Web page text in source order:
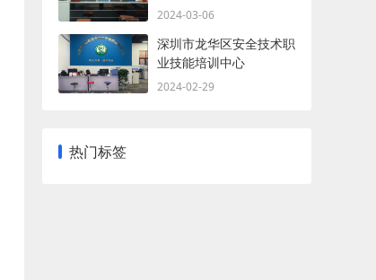
2024-03-06
深圳市龙华区安全技术职
业技能培训中心
2024-02-29
热门标签